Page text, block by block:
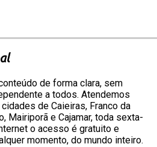
de forma clara, sem
a todos. Atendemos
de Caieiras, Franco da
Mairiporã e Cajamar, toda sexta-
o acesso é gratuito e
momento, do mundo inteiro.